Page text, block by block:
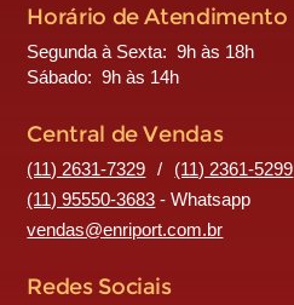
Horário de Atendimento
Segunda à Sexta: 9h às 18h
Sábado: 9h às 14h
Central de Vendas
(11) 2631-7329 /
(11) 2361-5299
(11) 95550-3683 - Whatsapp
vendas@enriport.com.br
Redes Sociais